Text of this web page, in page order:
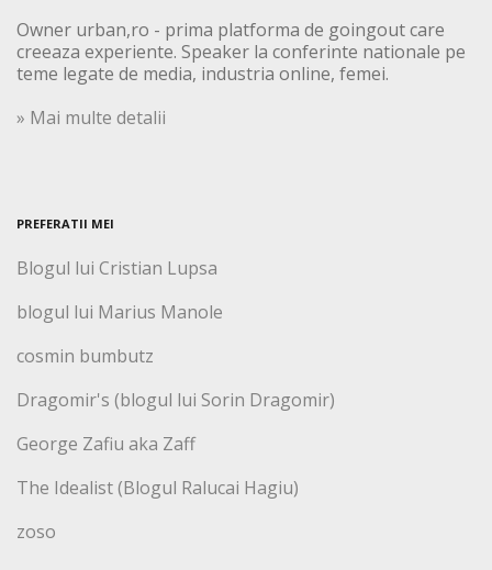
Owner urban,ro - prima platforma de goingout care
creeaza experiente. Speaker la conferinte nationale pe
teme legate de media, industria online, femei.
» Mai multe detalii
PREFERATII MEI
Blogul lui Cristian Lupsa
blogul lui Marius Manole
cosmin bumbutz
Dragomir's (blogul lui Sorin Dragomir)
George Zafiu aka Zaff
The Idealist (Blogul Ralucai Hagiu)
zoso